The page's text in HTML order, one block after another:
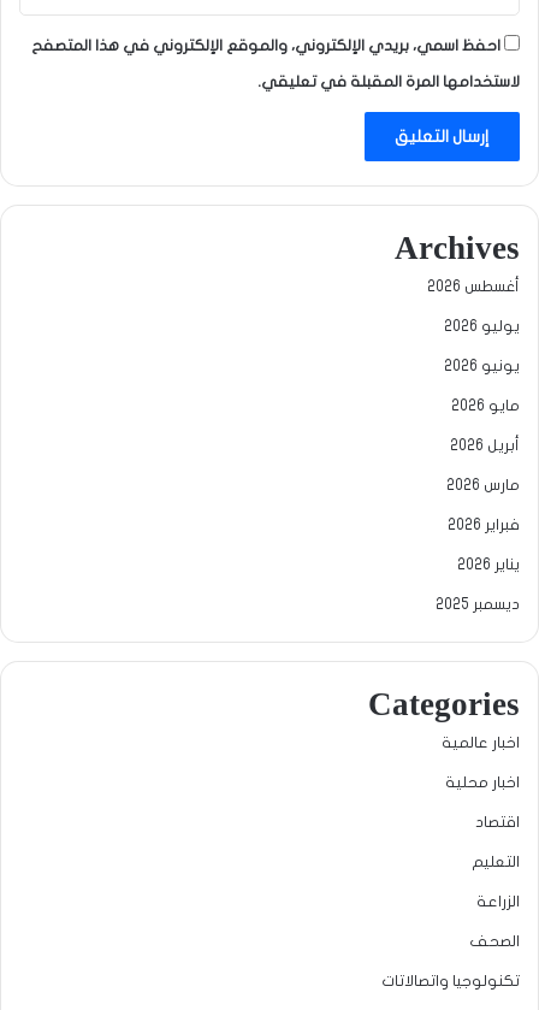
احفظ اسمي، بريدي الإلكتروني، والموقع الإلكتروني في هذا المتصفح
لاستخدامها المرة المقبلة في تعليقي.
Archives
أغسطس 2026
يوليو 2026
يونيو 2026
مايو 2026
أبريل 2026
مارس 2026
فبراير 2026
يناير 2026
ديسمبر 2025
Categories
اخبار عالمية
اخبار محلية
اقتصاد
التعليم
الزراعة
الصحف
تكنولوجيا واتصالاتات